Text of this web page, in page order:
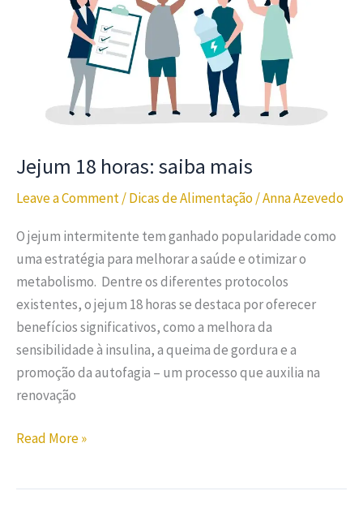
Jejum 18 horas: saiba mais
Leave a Comment/Dicas de Alimentação/Anna Azevedo
O jejum intermitente tem ganhado popularidade como
uma estratégia para melhorar a saúde e otimizar o
metabolismo. Dentre os diferentes protocolos
existentes, o jejum 18 horas se destaca por oferecer
benefícios significativos, como a melhora da
sensibilidade à insulina, a queima de gordura e a
promoção da autofagia – um processo que auxilia na
renovação
Read More »